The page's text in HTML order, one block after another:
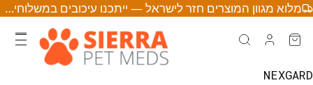
מלוא מגוון המוצרים חזר לישראל — ייתכנו עיכובים במשלוחים • לחצו לפרטים
NEXGARD